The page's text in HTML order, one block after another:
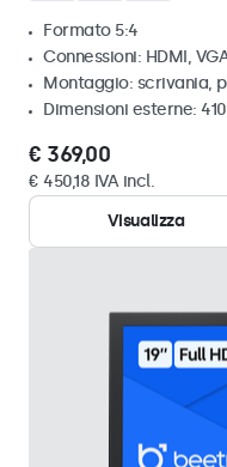
Formato 5:4
Connessioni: HDMI,
Montaggio: scrivania,
Dimensioni esterne:
€ 369,00
€ 450,18 IVA incl.
Visualizza